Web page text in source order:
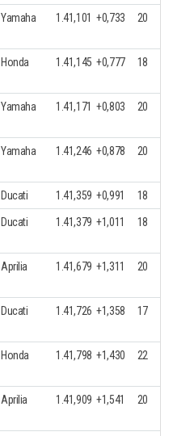
Yamaha 1.41,101 +0,733 20
Honda 1.41,145 +0,777 18
Yamaha 1.41,171 +0,803 20
Yamaha 1.41,246 +0,878 20
Ducati 1.41,359 +0,991 18
Ducati 1.41,379 +1,011 18
Aprilia 1.41,679 +1,311 20
Ducati 1.41,726 +1,358 17
Honda 1.41,798 +1,430 22
Aprilia 1.41,909 +1,541 20